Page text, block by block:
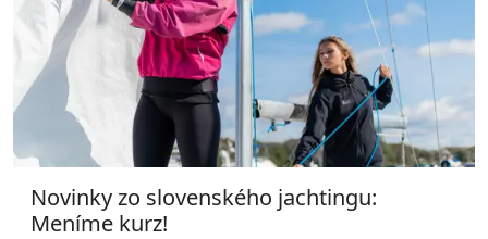
Novinky zo slovenského jachtingu:
Meníme kurz!